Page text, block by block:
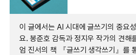
이 글에서는 AI 시대에 글쓰기의 중요
요. 봉준호 감독과 정지우 작가의 견해
엄 진서의 책 『글쓰기 생각쓰기』를